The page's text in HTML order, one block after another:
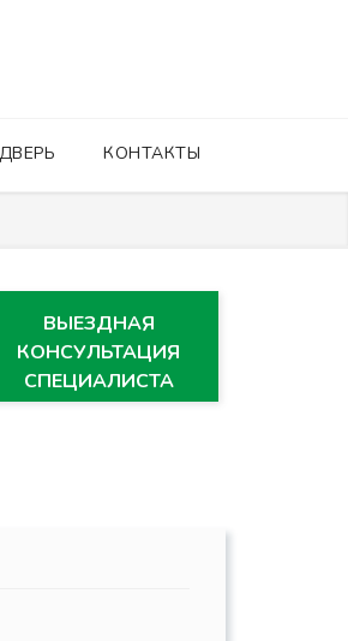
КОНТАКТЫ
ВЫЕЗДНАЯ
КОНСУЛЬТАЦИЯ
СПЕЦИАЛИСТА